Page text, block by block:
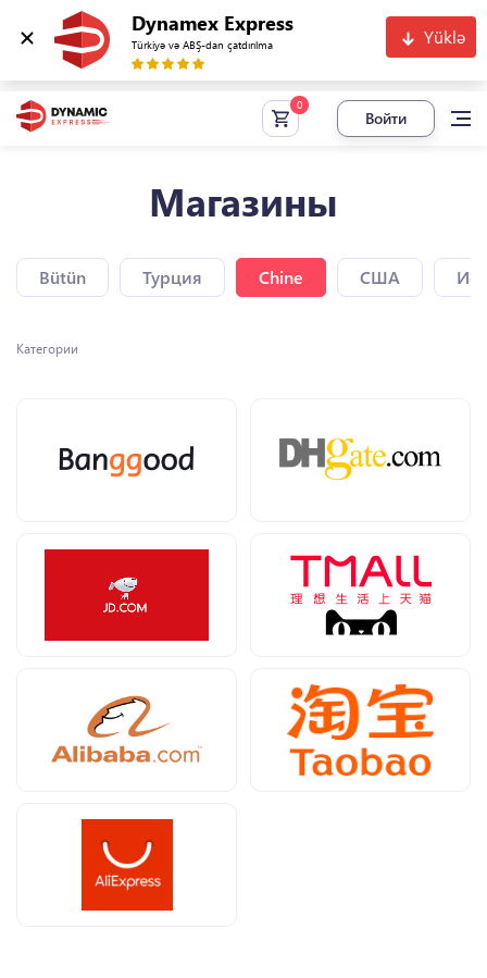
Dynamex Express
Türkiyə və ABŞ-dan çatdırılma Yüklə
Войти
Магазины
Bütün Турция Chine США
Категории